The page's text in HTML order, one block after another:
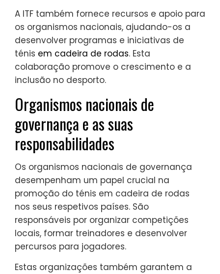
A ITF também fornece recursos e apoio para
os organismos nacionais, ajudando-os a
desenvolver programas e iniciativas de
ténis em cadeira de rodas. Esta
colaboração promove o crescimento e a
inclusão no desporto.
Organismos nacionais de
governança e as suas
responsabilidades
Os organismos nacionais de governança
desempenham um papel crucial na
promoção do ténis em cadeira de rodas
nos seus respetivos países. São
responsáveis por organizar competições
locais, formar treinadores e desenvolver
percursos para jogadores.
Estas organizações também garantem a